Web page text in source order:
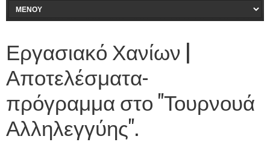
Εργασιακό Χανίων |
Αποτελέσματα-
πρόγραμμα στο "Τουρνουά
Αλληλεγγύης".